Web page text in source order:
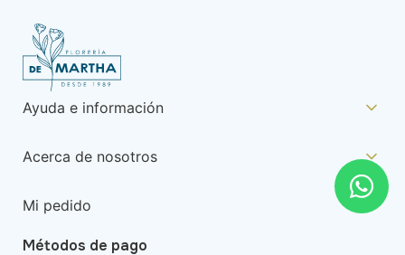
Ayuda e información
Acerca de nosotros
Mi pedido
Métodos de pago